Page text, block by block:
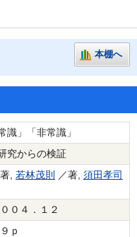
本棚へ
識」「非常識」
究からの検証
, 若林茂則 ／著, 須田孝司
０４．１２
ｐ